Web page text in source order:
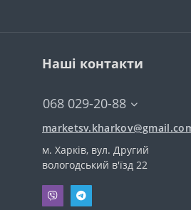
Наші контакти
068 029-20-88
м. Харків, вул. Другий
вологодський в'їзд 22